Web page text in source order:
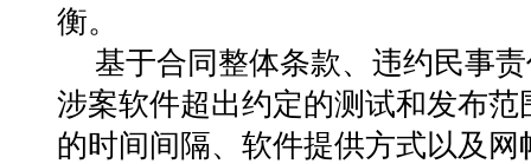
衡。
基于合同整体条款、违约民事
涉案软件超出约定的测试和发布
的时间间隔、软件提供方式以及